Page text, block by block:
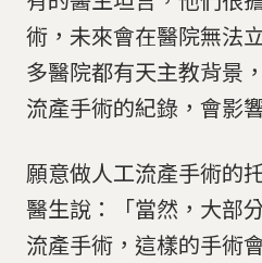
術，未來會在醫院無法
多醫院都有天主教背景
流產手術的紀錄，會影
願意做人工流產手術的
醫生說：「當然，大部
流產手術，這樣的手術